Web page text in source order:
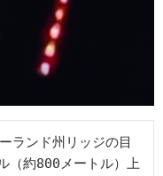
ランド州リッジの目
（約800メートル）上